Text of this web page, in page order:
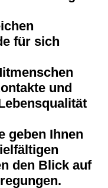
für sich
und
geben Ihnen
den Blick auf